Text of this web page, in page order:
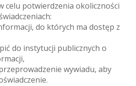
celu potwierdzenia okoliczności
do których ma dostęp z
do instytucji publicznych o
wywiadu, aby